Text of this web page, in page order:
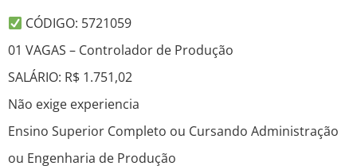
CÓDIGO: 5721059
01 VAGAS – Controlador de Produção
SALÁRIO: R$ 1.751,02
Não exige experiencia
Ensino Superior Completo ou Cursando Administração
ou Engenharia de Produção